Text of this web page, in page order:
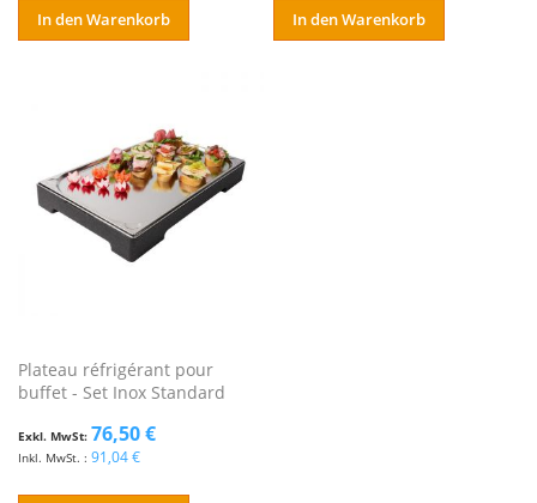
In den Warenkorb In den Warenkorb
Plateau réfrigérant pour
buffet - Set Inox Standard
91,04 €
76,50 €